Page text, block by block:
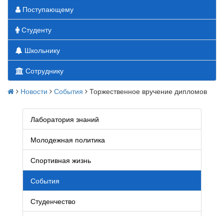
Поступающему
Студенту
Школьнику
Сотруднику
Новости События Торжественное вручение дипломов
Лаборатория знаний
Молодежная политика
Спортивная жизнь
События
Студенчество